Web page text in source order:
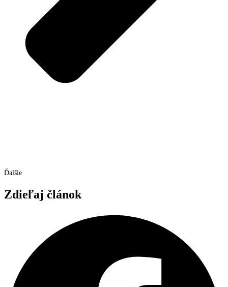
Ďalšie
Zdieľaj článok